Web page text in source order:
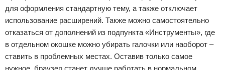
для оформления стандартную тему, а также отключает
использование расширений. Также можно самостоятельно
отказаться от дополнений из подпункта «Инструменты», где
в отдельном окошке можно убирать галочки или наоборот –
ставить в проблемных местах. Оставив только самое
нужное, браузер станет лучше работать в нормальном